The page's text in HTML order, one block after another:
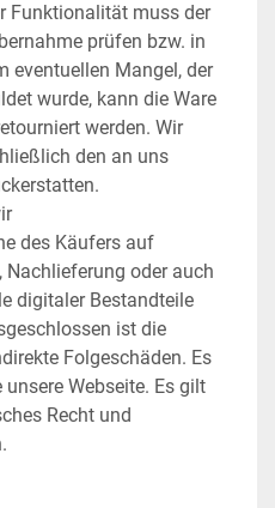
Funktionalität muss der
prüfen bzw. in
eventuellen Mangel, der
wurde, kann die Ware
werden. Wir
den an uns
des Käufers auf
Nachlieferung oder auch
digitaler Bestandteile
ist die
Folgeschäden. Es
unsere Webseite. Es gilt
Recht und